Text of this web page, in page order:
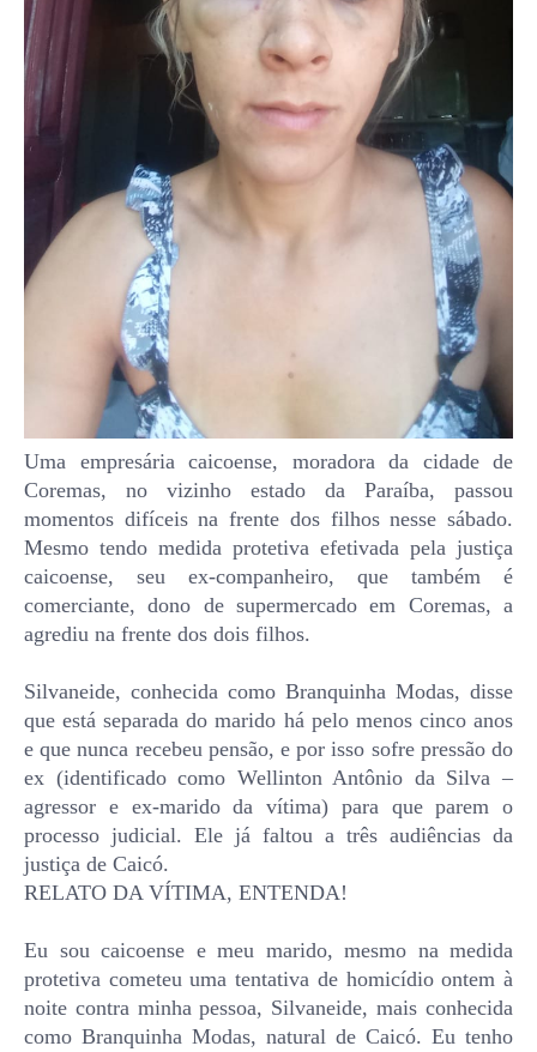
Uma empresária caicoense, moradora da cidade de
Coremas, no vizinho estado da Paraíba, passou
momentos difíceis na frente dos filhos nesse sábado.
Mesmo tendo medida protetiva efetivada pela justiça
caicoense, seu ex-companheiro, que também é
comerciante, dono de supermercado em Coremas, a
agrediu na frente dos dois filhos.
Silvaneide, conhecida como Branquinha Modas, disse
que está separada do marido há pelo menos cinco anos
e que nunca recebeu pensão, e por isso sofre pressão do
ex (identificado como Wellinton Antônio da Silva –
agressor e ex-marido da vítima) para que parem o
processo judicial. Ele já faltou a três audiências da
justiça de Caicó.
RELATO DA VÍTIMA, ENTENDA!
Eu sou caicoense e meu marido, mesmo na medida
protetiva cometeu uma tentativa de homicídio ontem à
noite contra minha pessoa, Silvaneide, mais conhecida
como Branquinha Modas, natural de Caicó. Eu tenho